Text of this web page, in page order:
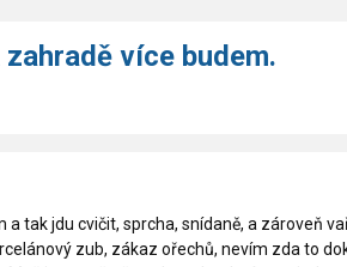
zahradě více budem.
a tak jdu cvičit, sprcha, snídaně, a zároveň
zub, zákaz ořechů, nevím zda to